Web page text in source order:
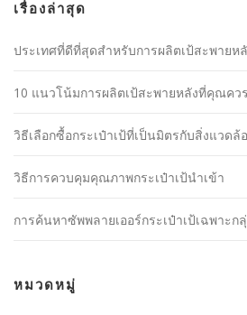
เรื่องล่าสุด
ประเทศที่ดีที่สุดสำหรับการผลิตเป้สะพายห
10 แนวโน้มการผลิตเป้สะพายหลังที่คุณคว
วิธีเลือกซื้อกระเป๋าเป้ที่เป็นมิตรกับสิ่งแวดล้
วิธีการควบคุมคุณภาพกระเป๋าเป้นำเข้า
การค้นหาซัพพลายเออร์กระเป๋าเป้เฉพาะ
หมวดหมู่